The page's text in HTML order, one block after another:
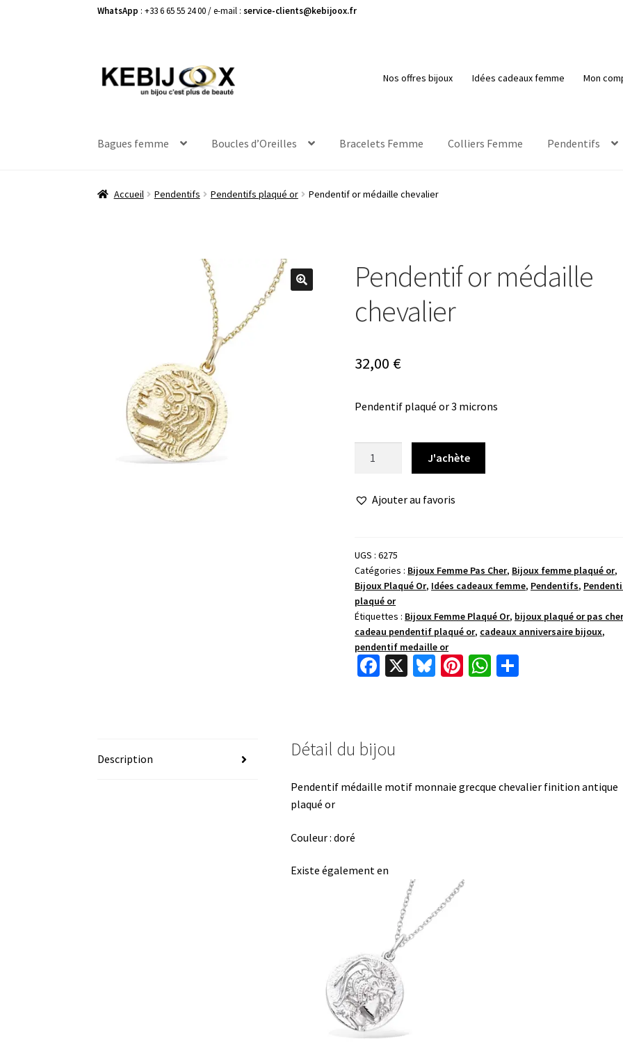
WhatsApp : +33 6 65 55 24 00 / e-mail :service-clients@kebijoox.fr
Aller
à
Aller
au
Nos offres bijoux Idées cadeaux femme Mon
Bagues femme Boucles d’Oreilles Bracelets Femme Colliers Femme Pendentifs
Accueil Pendentifs Pendentifs plaqué or Pendentif or médaille chevalier
Pendentif or médaille
chevalier
32,00 €
Pendentif plaqué or 3 microns
or
J'achète
Ajouter au favoris
UGS :6275
Catégories : Bijoux Femme Pas Cher, Bijoux femme plaqué or,
Bijoux Plaqué Or, Idées cadeaux femme, Pendentifs,
plaqué or
Étiquettes : Bijoux Femme Plaqué Or, bijoux plaqué or pas
cadeau pendentif plaqué or, cadeaux anniversaire bijoux,
pendentif medaille or
Fa
o
X
Bl Pi W
Description Détail du bijou
Pendentif médaille motif monnaie grecque chevalier finition antique
plaqué or
Couleur : doré
Existe également en